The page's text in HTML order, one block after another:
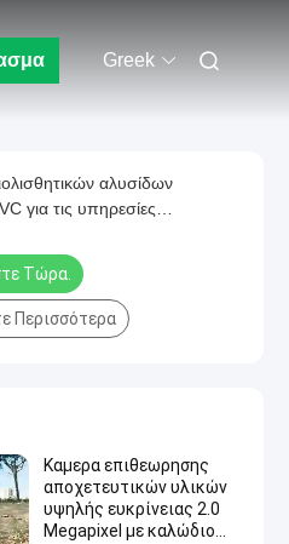
Greek
αλυσίδων
για τις υπηρεσίες
Τώρα.
Περισσότερα
Καμερα επιθεωρησης
αποχετευτικών υλικών
υψηλής ευκρίνειας 2.0
Megapixel με καλώδιο